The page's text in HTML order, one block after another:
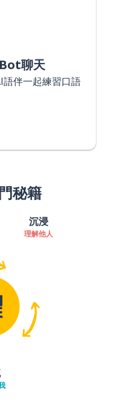
聊天
語伴一起練習口語
秘籍
沉浸
理解他人